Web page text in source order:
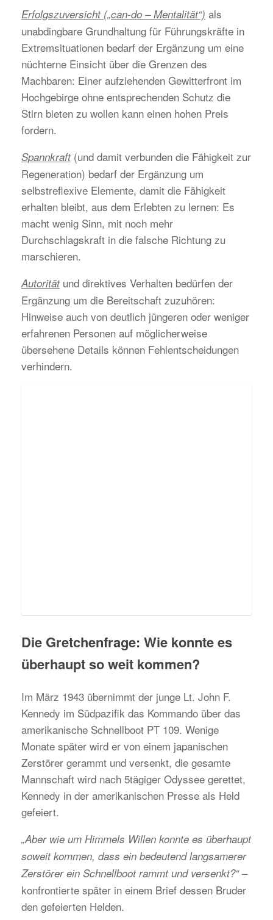
Erfolgszuversicht („can-do – Mentalität“) als
unabdingbare Grundhaltung für Führungskräfte in
Extremsituationen bedarf der Ergänzung um eine
nüchterne Einsicht über die Grenzen des
Machbaren: Einer aufziehenden Gewitterfront im
Hochgebirge ohne entsprechenden Schutz die
Stirn bieten zu wollen kann einen hohen Preis
fordern.
Spannkraft(und damit verbunden die Fähigkeit zur
Regeneration) bedarf der Ergänzung um
selbstreflexive Elemente, damit die Fähigkeit
erhalten bleibt, aus dem Erlebten zu lernen: Es
macht wenig Sinn, mit noch mehr
Durchschlagskraft in die falsche Richtung zu
marschieren.
Autoritätund direktives Verhalten bedürfen der
Ergänzung um die Bereitschaft zuzuhören:
Hinweise auch von deutlich jüngeren oder weniger
erfahrenen Personen auf möglicherweise
übersehene Details können Fehlentscheidungen
verhindern.
Die Gretchenfrage: Wie konnte es
überhaupt so weit kommen?
Im März 1943 übernimmt der junge Lt. John F.
Kennedy im Südpazifik das Kommando über das
amerikanische Schnellboot PT 109. Wenige
Monate später wird er von einem japanischen
Zerstörer gerammt und versenkt, die gesamte
Mannschaft wird nach 5tägiger Odyssee gerettet,
Kennedy in der amerikanischen Presse als Held
gefeiert.
„Aber wie um Himmels Willen konnte es überhaupt
soweit kommen, dass ein bedeutend langsamerer
Zerstörer ein Schnellboot rammt und versenkt?“–
konfrontierte später in einem Brief dessen Bruder
den gefeierten Helden.